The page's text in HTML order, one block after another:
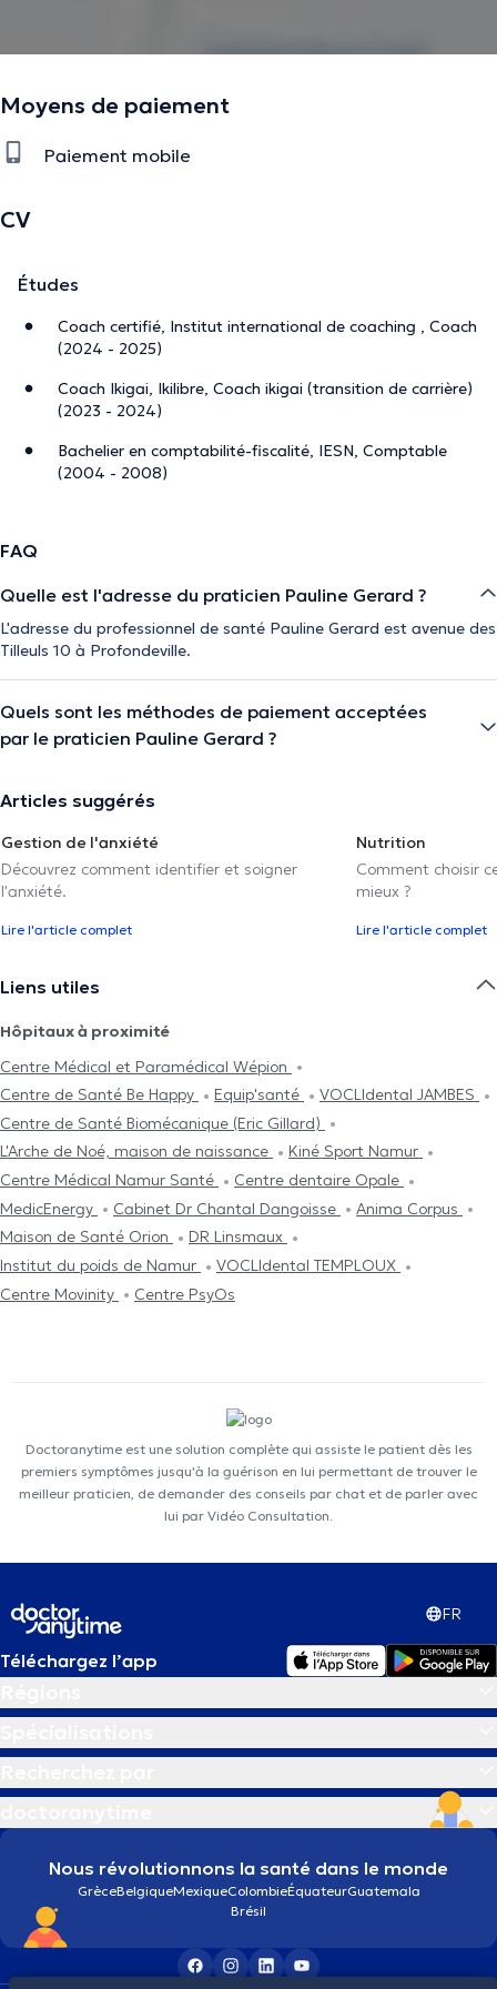
Moyens de paiement
Paiement mobile
CV
Études
Coach certifié, Institut international de coaching , Coach
(2024 - 2025)
Coach Ikigai, Ikilibre, Coach ikigai (transition de carrière)
(2023 - 2024)
Bachelier en comptabilité-fiscalité, IESN, Comptable
(2004 - 2008)
FAQ
Quelle est l'adresse du praticien Pauline Gerard ?
L'adresse du professionnel de santé Pauline Gerard est avenue des
Tilleuls 10 à Profondeville.
Quels sont les méthodes de paiement acceptées
par le praticien Pauline Gerard ?
Articles suggérés
Gestion de l'anxiété
Découvrez comment identifier et soigner
l'anxiété.
Lire l'article complet
Nutrition
Comment choisir
mieux ?
Lire l'article complet
Liens utiles
Hôpitaux à proximité
Centre Médical et Paramédical Wépion
Centre de Santé Be Happy
Equip'santé
VOCLIdental JAMBES
Centre de Santé Biomécanique (Eric Gillard)
L'Arche de Noé, maison de naissance
Kiné Sport Namur
Centre Médical Namur Santé
Centre dentaire Opale
MedicEnergy
Cabinet Dr Chantal Dangoisse
Anima Corpus
Maison de Santé Orion
DR Linsmaux
Institut du poids de Namur
VOCLIdental TEMPLOUX
Centre Movinity
Centre PsyOs
Doctoranytime est une solution complète qui assiste le patient dès les
premiers symptômes jusqu'à la guérison en lui permettant de trouver le
meilleur praticien, de demander des conseils par chat et de parler avec
lui par Vidéo Consultation.
FR
Téléchargez l’app
Nous révolutionnons la santé dans le monde
GrèceBelgiqueMexiqueColombieÉquateurGuatemala
Brésil